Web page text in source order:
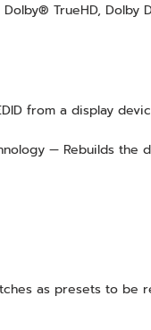
TrueHD, Dolby
from a display
— Rebuilds the
as presets to be